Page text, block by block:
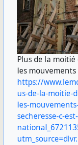
Plus de la
les mouvements
https://
us-de-la-moitie-
les-
secheresse-c-